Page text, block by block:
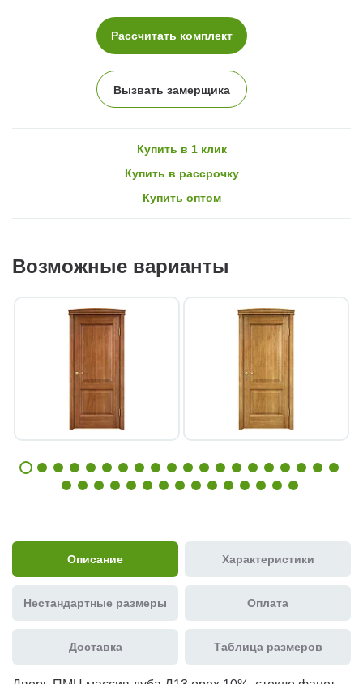
Рассчитать комплект
Вызвать замерщика
Купить в 1 клик
Купить в рассрочку
Купить оптом
Возможные варианты
Описание Характеристики
Нестандартные размеры Оплата
Доставка Таблица размеров